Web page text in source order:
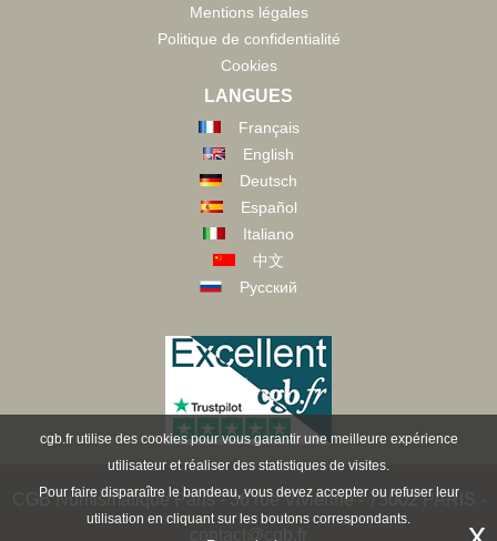
Mentions légales
Politique de confidentialité
Cookies
LANGUES
Français
English
Deutsch
Español
Italiano
中文
Русский
CGB Numismatique Paris - 36 rue Vivienne - 75002 PARIS -
contact@cgb.fr
cgb.fr utilise des cookies pour vous garantir une meilleure expérience
utilisateur et réaliser des statistiques de visites.
Pour faire disparaître le bandeau, vous devez accepter ou refuser leur
utilisation en cliquant sur les boutons correspondants.